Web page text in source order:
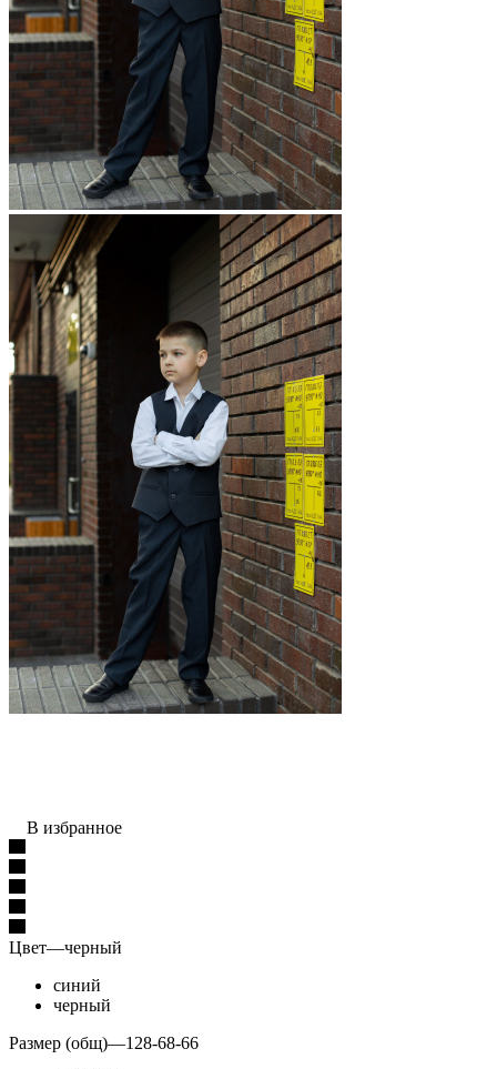
В избранное
Цвет—черный
синий
черный
Размер (общ)—128-68-66